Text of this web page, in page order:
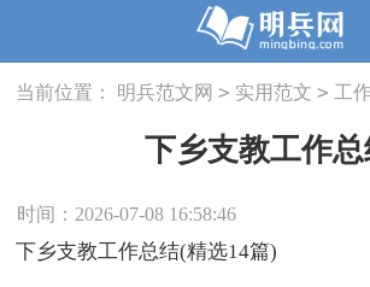
当前位置： 明兵范文网 > 实用范文 > 工
下乡支教工作
时间：2026-07-08 16:58:46
下乡支教工作总结(精选14篇)